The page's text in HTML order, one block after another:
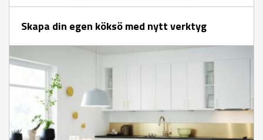
Skapa din egen köksö med nytt verktyg